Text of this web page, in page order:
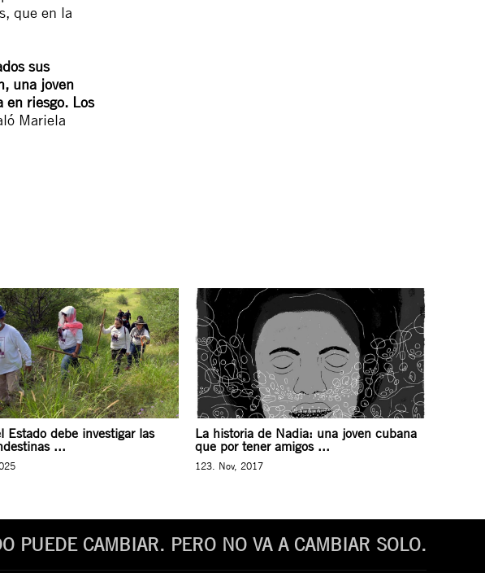
que en la
sus
una joven
en riesgo. Los
Mariela
Estado debe investigar las
...
La historia de Nadia: una joven cubana
que por tener amigos ...
123. Nov, 2017
PUEDE CAMBIAR. PERO NO VA A CAMBIAR SOLO.